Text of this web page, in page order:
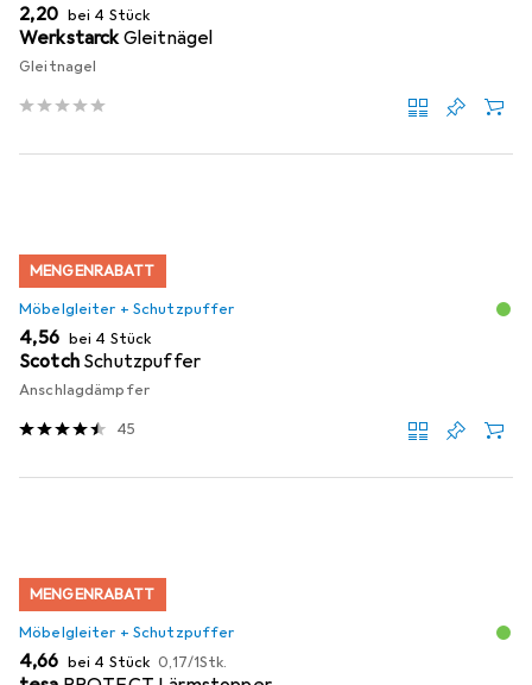
EUR
2,20 bei 4 Stück
WerkstarckGleitnägel
Gleitnagel
MENGENRABATT
Möbelgleiter + Schutzpuffer
EUR
4,56 bei 4 Stück
Scotch Schutzpuffer
Anschlagdämpfer
45
MENGENRABATT
Möbelgleiter + Schutzpuffer
EUR
4,66 bei 4 Stück EUR
0,17/1Stk.